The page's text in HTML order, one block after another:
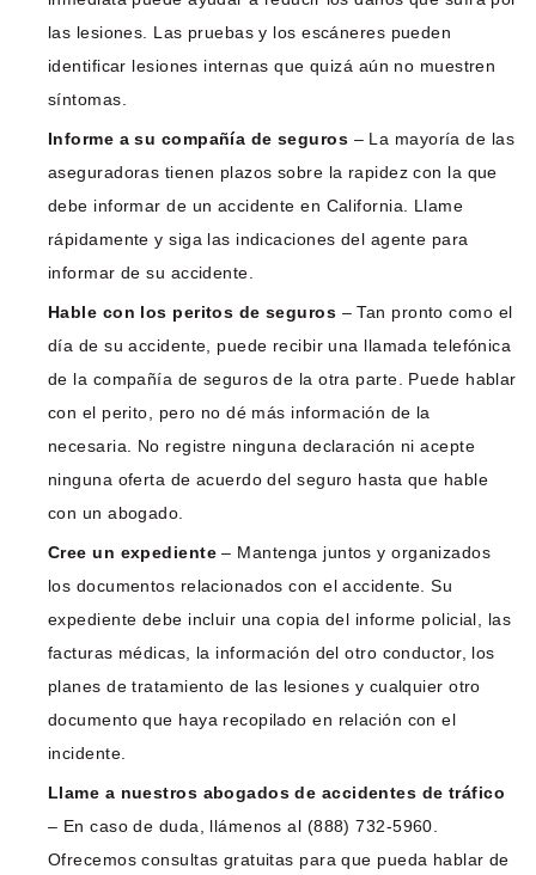
las lesiones. Las pruebas y los escáneres pueden
identificar lesiones internas que quizá aún no muestren
síntomas.
Informe a su compañía de seguros – La mayoría de las
aseguradoras tienen plazos sobre la rapidez con la que
debe informar de un accidente en California. Llame
rápidamente y siga las indicaciones del agente para
informar de su accidente.
Hable con los peritos de seguros – Tan pronto como el
día de su accidente, puede recibir una llamada telefónica
de la compañía de seguros de la otra parte. Puede hablar
con el perito, pero no dé más información de la
necesaria. No registre ninguna declaración ni acepte
ninguna oferta de acuerdo del seguro hasta que hable
con un abogado.
Cree un expediente– Mantenga juntos y organizados
los documentos relacionados con el accidente. Su
expediente debe incluir una copia del informe policial, las
facturas médicas, la información del otro conductor, los
planes de tratamiento de las lesiones y cualquier otro
documento que haya recopilado en relación con el
incidente.
Llame a nuestros abogados de accidentes de tráfico
– En caso de duda, llámenos al (888) 732-5960.
Ofrecemos consultas gratuitas para que pueda hablar de